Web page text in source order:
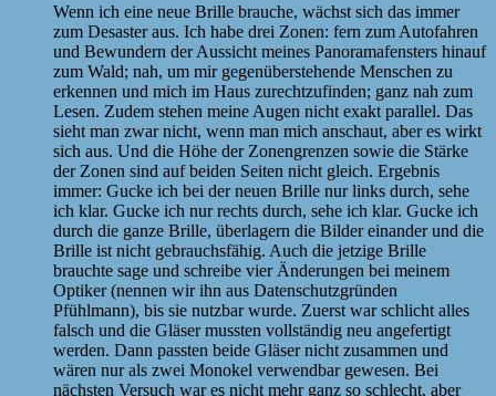
Wenn ich eine neue Brille brauche, wächst sich das immer
zum Desaster aus. Ich habe drei Zonen: fern zum Autofahren
und Bewundern der Aussicht meines Panoramafensters hinauf
zum Wald; nah, um mir gegenüberstehende Menschen zu
erkennen und mich im Haus zurechtzufinden; ganz nah zum
Lesen. Zudem stehen meine Augen nicht exakt parallel. Das
sieht man zwar nicht, wenn man mich anschaut, aber es wirkt
sich aus. Und die Höhe der Zonengrenzen sowie die Stärke
der Zonen sind auf beiden Seiten nicht gleich. Ergebnis
immer: Gucke ich bei der neuen Brille nur links durch, sehe
ich klar. Gucke ich nur rechts durch, sehe ich klar. Gucke ich
durch die ganze Brille, überlagern die Bilder einander und die
Brille ist nicht gebrauchsfähig. Auch die jetzige Brille
brauchte sage und schreibe vier Änderungen bei meinem
Optiker (nennen wir ihn aus Datenschutzgründen
Pfühlmann), bis sie nutzbar wurde. Zuerst war schlicht alles
falsch und die Gläser mussten vollständig neu angefertigt
werden. Dann passten beide Gläser nicht zusammen und
wären nur als zwei Monokel verwendbar gewesen. Bei
nächsten Versuch war es nicht mehr ganz so schlecht, aber